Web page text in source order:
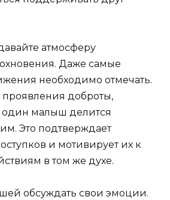
атмосферу
Даже самые
необходимо отмечать.
проявления доброты,
один малыш делится
Это подтверждает
и мотивирует их к
в том же духе.
обсуждать свои эмоции.